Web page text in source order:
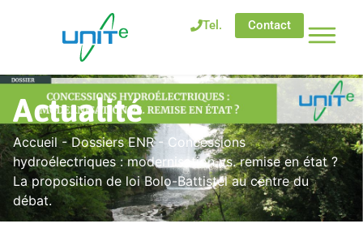
Tel. Contact
Actualité
Accueil-Dossiers ENR- Concessions
hydroélectriques : modernisation vs. remise en état ?
La proposition de loi Bolo-Battistel au centre du
débat.